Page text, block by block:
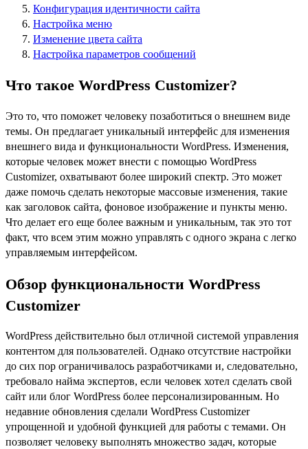
Конфигурация идентичности сайта
Настройка меню
Изменение цвета сайта
Настройка параметров сообщений
Что такое WordPress Customizer?
Это то, что поможет человеку позаботиться о внешнем виде
темы. Он предлагает уникальный интерфейс для изменения
внешнего вида и функциональности WordPress. Изменения,
которые человек может внести с помощью WordPress
Customizer, охватывают более широкий спектр. Это может
даже помочь сделать некоторые массовые изменения, такие
как заголовок сайта, фоновое изображение и пункты меню.
Что делает его еще более важным и уникальным, так это тот
факт, что всем этим можно управлять с одного экрана с легко
управляемым интерфейсом.
Обзор функциональности WordPress
Customizer
WordPress действительно был отличной системой управления
контентом для пользователей. Однако отсутствие настройки
до сих пор ограничивалось разработчиками и, следовательно,
требовало найма экспертов, если человек хотел сделать свой
сайт или блог WordPress более персонализированным. Но
недавние обновления сделали WordPress Customizer
упрощенной и удобной функцией для работы с темами. Он
позволяет человеку выполнять множество задач, которые